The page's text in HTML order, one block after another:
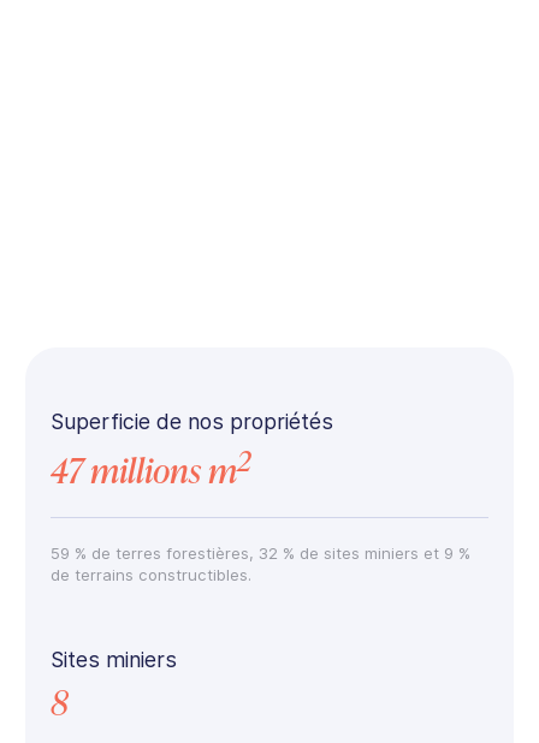
Superficie de nos propriétés
47 millions m2
59 % de terres forestières, 32 % de sites miniers et 9 %
de terrains constructibles.
Sites miniers
8